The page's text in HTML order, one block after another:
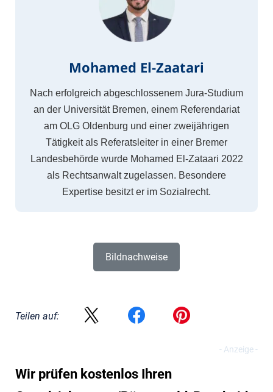
Mohamed El-Zaatari
Nach erfolgreich abgeschlossenem Jura-Studium
an der Universität Bremen, einem Referendariat
am OLG Oldenburg und einer zweijährigen
Tätigkeit als Referatsleiter in einer Bremer
Landesbehörde wurde Mohamed El-Zataari 2022
als Rechtsanwalt zugelassen. Besondere
Expertise besitzt er im Sozialrecht.
Bildnachweise
Teilen auf:
Wir prüfen kostenlos Ihren